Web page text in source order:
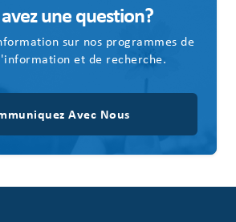
une question?
sur nos programmes de
et de recherche.
Avec Nous